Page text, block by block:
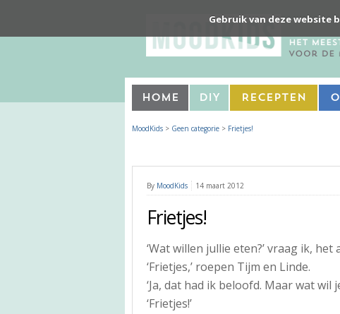
Gebruik van deze website
Home DIY Recepten
MoodKids > Geen categorie > Frietjes!
By MoodKids 14 maart 2012
Frietjes!
‘Wat willen jullie eten?’ vraag ik,
‘Frietjes,’ roepen Tijm en Linde.
‘Ja, dat had ik beloofd. Maar wat wil
‘Frietjes!’